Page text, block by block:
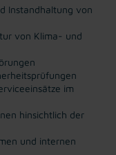
Instandhaltung von
von Klima- und
im
hinsichtlich der
und internen